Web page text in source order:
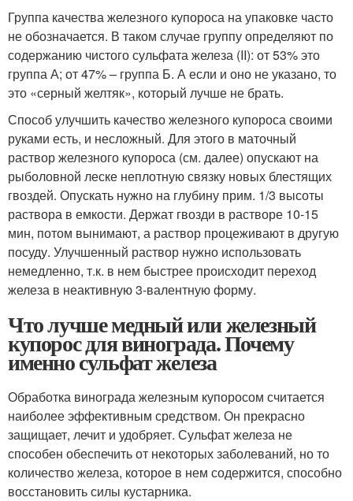
Группа качества железного купороса на упаковке часто
не обозначается. В таком случае группу определяют по
содержанию чистого сульфата железа (II): от 53% это
группа А; от 47% – группа Б. А если и оно не указано, то
это «серный желтяк», который лучше не брать.
Способ улучшить качество железного купороса своими
руками есть, и несложный. Для этого в маточный
раствор железного купороса (см. далее) опускают на
рыболовной леске неплотную связку новых блестящих
гвоздей. Опускать нужно на глубину прим. 1/3 высоты
раствора в емкости. Держат гвозди в растворе 10-15
мин, потом вынимают, а раствор процеживают в другую
посуду. Улучшенный раствор нужно использовать
немедленно, т.к. в нем быстрее происходит переход
железа в неактивную 3-валентную форму.
Что лучше медный или железный
купорос для винограда. Почему
именно сульфат железа
Обработка винограда железным купоросом считается
наиболее эффективным средством. Он прекрасно
защищает, лечит и удобряет. Сульфат железа не
способен обеспечить от некоторых заболеваний, но то
количество железа, которое в нем содержится, способно
восстановить силы кустарника.